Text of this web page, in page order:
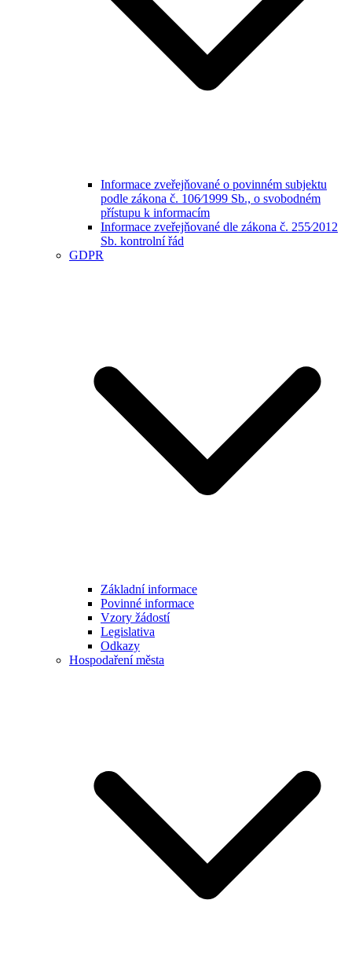
Informace zveřejňované o povinném subjektu
podle zákona č. 106⁄1999 Sb., o svobodném
přístupu k informacím
Informace zveřejňované dle zákona č. 255⁄2012
Sb. kontrolní řád
GDPR
Základní informace
Povinné informace
Vzory žádostí
Legislativa
Odkazy
Hospodaření města